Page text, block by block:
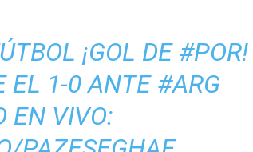
¡GOL DE #POR!
EL 1-0 ANTE #ARG
EN VIVO: